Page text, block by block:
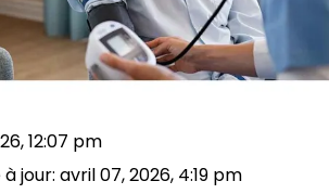
12:07 pm
jour: avril 07, 2026, 4:19 pm